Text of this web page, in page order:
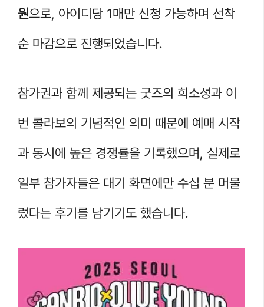
원으로, 아이디당 1매만 신청 가능하며 선착
순 마감으로 진행되었습니다.
참가권과 함께 제공되는 굿즈의 희소성과 이
번 콜라보의 기념적인 의미 때문에 예매 시작
과 동시에 높은 경쟁률을 기록했으며, 실제로
일부 참가자들은 대기 화면에만 수십 분 머물
렀다는 후기를 남기기도 했습니다.